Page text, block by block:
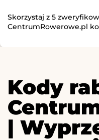
Skorzystaj z 5
CentrumRowerowe.pl
Kody
|